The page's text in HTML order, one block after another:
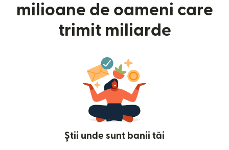
milioane de oameni care
trimit miliarde
Știi unde sunt banii tăi